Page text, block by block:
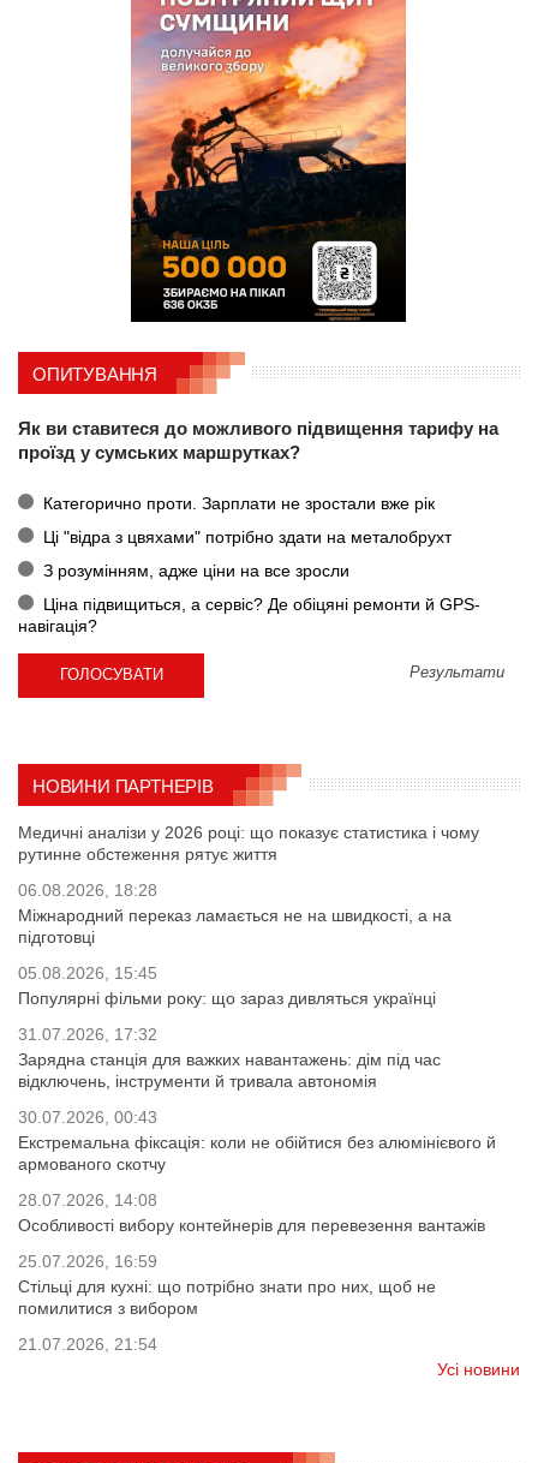
ОПИТУВАННЯ
Як ви ставитеся до можливого підвищення тарифу на
проїзд у сумських маршрутках?
Категорично проти. Зарплати не зростали вже рік
Ці "відра з цвяхами" потрібно здати на металобрухт
З розумінням, адже ціни на все зросли
Ціна підвищиться, а сервіс? Де обіцяні ремонти й GPS-
навігація?
Результати
НОВИНИ ПАРТНЕРІВ
Медичні аналізи у 2026 році: що показує статистика і чому
рутинне обстеження рятує життя
06.08.2026, 18:28
Міжнародний переказ ламається не на швидкості, а на
підготовці
05.08.2026, 15:45
Популярні фільми року: що зараз дивляться українці
31.07.2026, 17:32
Зарядна станція для важких навантажень: дім під час
відключень, інструменти й тривала автономія
30.07.2026, 00:43
Екстремальна фіксація: коли не обійтися без алюмінієвого й
армованого скотчу
28.07.2026, 14:08
Особливості вибору контейнерів для перевезення вантажів
25.07.2026, 16:59
Стільці для кухні: що потрібно знати про них, щоб не
помилитися з вибором
21.07.2026, 21:54
Усі новини